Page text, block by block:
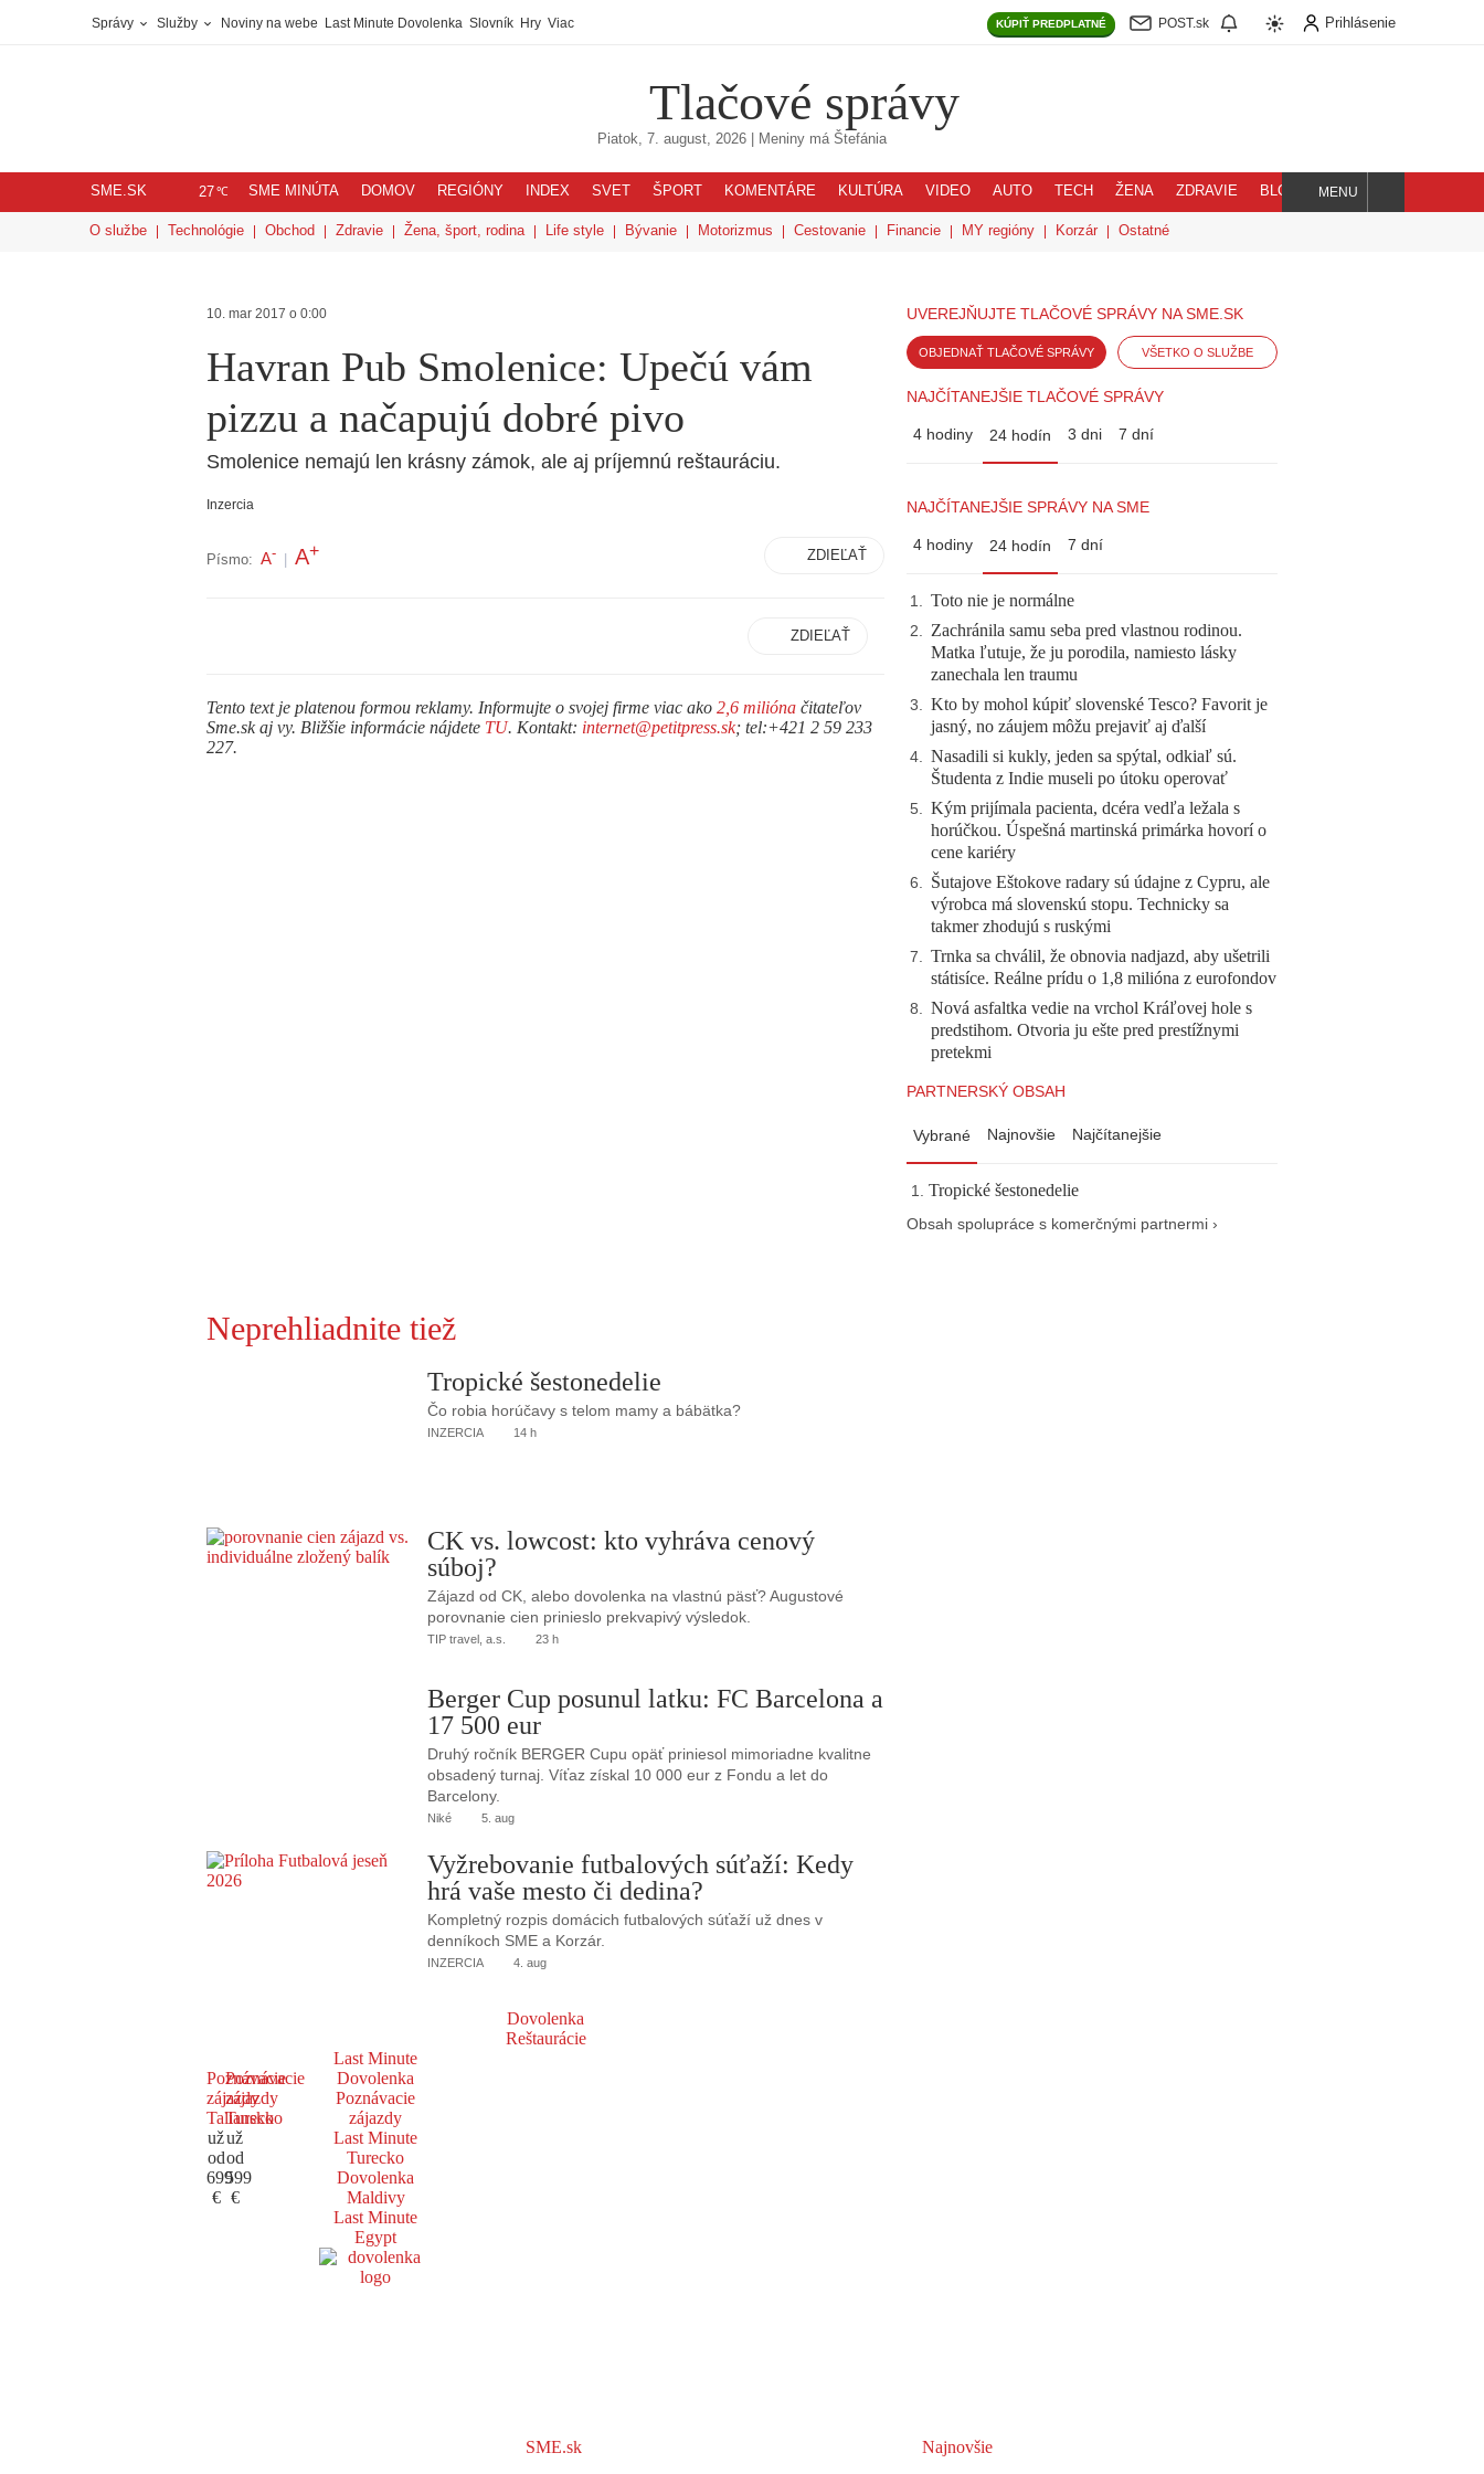
Správy Služby Noviny na webe Last Minute Dovolenka Slovník Hry Viac KÚPIŤ PREDPLATNÉ POST.sk Prihlásenie
Tlačové správy
Piatok, 7. august, 2026 | Meniny má Štefánia
SME.SK 27℃ SME MINÚTA DOMOV REGIÓNY INDEX SVET ŠPORT KOMENTÁRE KULTÚRA VIDEO AUTO TECH ŽENA ZDRAVIE BLOG
Hľadaj
MENU
O službe Technológie Obchod Zdravie Žena, šport, rodina Life style Bývanie Motorizmus Cestovanie Financie MY regióny Korzár Ostatné
10. mar 2017 o 0:00
Havran Pub Smolenice: Upečú vám
pizzu a načapujú dobré pivo
Smolenice nemajú len krásny zámok, ale aj príjemnú reštauráciu.
Inzercia
Písmo: A- A+ ZDIEĽAŤ
ZDIEĽAŤ
Tento text je platenou formou reklamy. Informujte o svojej firme viac ako 2,6 milióna čitateľov
Sme.sk aj vy. Bližšie informácie nájdete TU. Kontakt: internet@petitpress.sk; tel:+421 2 59 233
227.
UVEREJŇUJTE TLAČOVÉ SPRÁVY NA SME.SK
OBJEDNAŤ TLAČOVÉ SPRÁVY VŠETKO O SLUŽBE
NAJČÍTANEJŠIE TLAČOVÉ SPRÁVY
4 hodiny 24 hodín 3 dni 7 dní
NAJČÍTANEJŠIE SPRÁVY NA SME
4 hodiny 24 hodín 7 dní
1. Toto nie je normálne
2. Zachránila samu seba pred vlastnou rodinou.
Matka ľutuje, že ju porodila, namiesto lásky
zanechala len traumu
3. Kto by mohol kúpiť slovenské Tesco? Favorit je
jasný, no záujem môžu prejaviť aj ďalší
4. Nasadili si kukly, jeden sa spýtal, odkiaľ sú.
Študenta z Indie museli po útoku operovať
5. Kým prijímala pacienta, dcéra vedľa ležala s
horúčkou. Úspešná martinská primárka hovorí o
cene kariéry
6. Šutajove Eštokove radary sú údajne z Cypru, ale
výrobca má slovenskú stopu. Technicky sa
takmer zhodujú s ruskými
7. Trnka sa chválil, že obnovia nadjazd, aby ušetrili
státisíce. Reálne prídu o 1,8 milióna z eurofondov
8. Nová asfaltka vedie na vrchol Kráľovej hole s
predstihom. Otvoria ju ešte pred prestížnymi
pretekmi
PARTNERSKÝ OBSAH
Vybrané Najnovšie Najčítanejšie
Tropické šestonedelie
Obsah spolupráce s komerčnými partnermi ›
Neprehliadnite tiež
Tropické šestonedelie
Čo robia horúčavy s telom mamy a bábätka?
INZERCIA 14 h
CK vs. lowcost: kto vyhráva cenový
súboj?
Zájazd od CK, alebo dovolenka na vlastnú päsť? Augustové
porovnanie cien prinieslo prekvapivý výsledok.
TIP travel, a.s. 23 h
Berger Cup posunul latku: FC Barcelona a
17 500 eur
Druhý ročník BERGER Cupu opäť priniesol mimoriadne kvalitne
obsadený turnaj. Víťaz získal 10 000 eur z Fondu a let do
Barcelony.
Niké 5. aug
Vyžrebovanie futbalových súťaží: Kedy
hrá vaše mesto či dedina?
Kompletný rozpis domácich futbalových súťaží už dnes v
denníkoch SME a Korzár.
INZERCIA 4. aug
Dovolenka
Reštaurácie
Poznávacie
zájazdy
Taliansko
už
od
699
€
Poznávacie
zájazdy
Turecko
už
od
599
€
Last Minute
Dovolenka
Poznávacie
zájazdy
Last Minute
Turecko
Dovolenka
Maldivy
Last Minute
Egypt
SME.sk Najnovšie